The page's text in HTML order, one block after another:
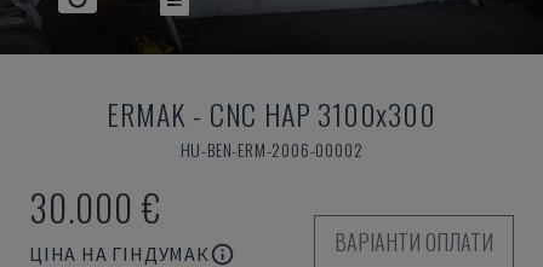
ERMAK - CNC HAP 3100x300
HU-BEN-ERM-2006-00002
30.000 €
ЦІНА НА ГІНДУМАК
ВАРІАНТИ ОПЛАТИ